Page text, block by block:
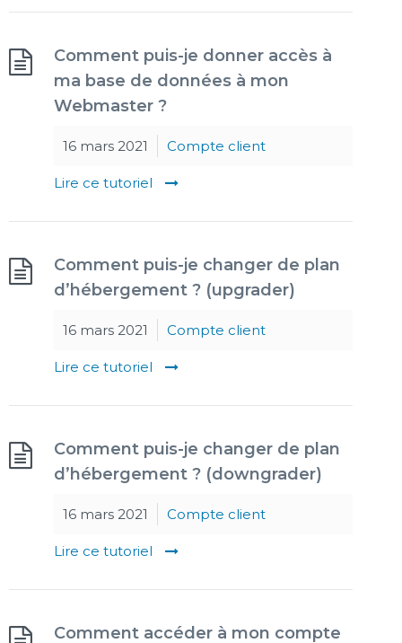
Comment puis-je donner accès à
ma base de données à mon
Webmaster ?
16 mars 2021 Compte client
Lire ce tutoriel
Comment puis-je changer de plan
d’hébergement ? (upgrader)
16 mars 2021 Compte client
Lire ce tutoriel
Comment puis-je changer de plan
d’hébergement ? (downgrader)
16 mars 2021 Compte client
Lire ce tutoriel
Comment accéder à mon compte